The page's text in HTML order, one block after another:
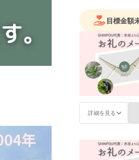
2019年 美容業界
2020年 滋賀県長
コルギ講師
2021年 美容整
2022年 美容整
同年 フェム
膣プランナ
2023年 美容整
女性ホルモ
任意団体
2024年 大阪市に
目標金額
詳細を見る